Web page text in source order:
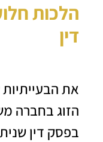
הלכות
דין
את
הזוג בחברה
בפסק דין